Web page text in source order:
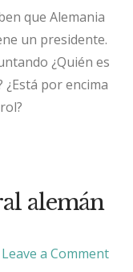
que Alemania
un presidente.
¿Quién es
¿Está por encima
alemán
Leave a Comment